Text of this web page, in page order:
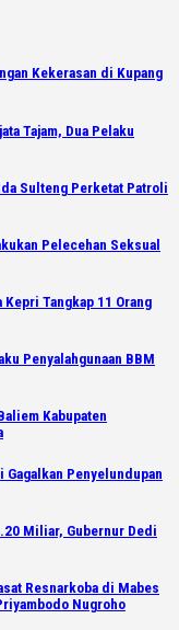
Kekerasan di Kupang
Tajam, Dua Pelaku
Sulteng Perketat Patroli
Pelecehan Seksual
Tangkap 11 Orang
Penyalahgunaan BBM
Kabupaten
Gagalkan Penyelundupan
Miliar, Gubernur Dedi
Resnarkoba di Mabes
Nugroho